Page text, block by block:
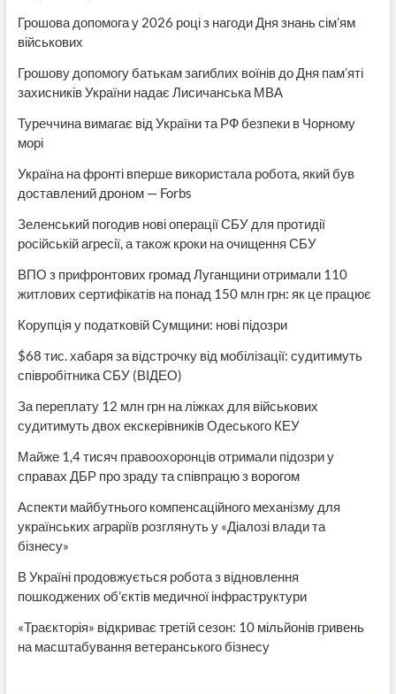
Грошова допомога у 2026 році з нагоди Дня знань сім’ям
військових
Грошову допомогу батькам загиблих воїнів до Дня пам’яті
захисників України надає Лисичанська МВА
Туреччина вимагає від України та РФ безпеки в Чорному
морі
Україна на фронті вперше використала робота, який був
доставлений дроном — Forbs
Зеленський погодив нові операції СБУ для протидії
російській агресії, а також кроки на очищення СБУ
ВПО з прифронтових громад Луганщини отримали 110
житлових сертифікатів на понад 150 млн грн: як це працює
Корупція у податковій Сумщини: нові підозри
$68 тис. хабаря за відстрочку від мобілізації: судитимуть
співробітника СБУ (ВІДЕО)
За переплату 12 млн грн на ліжках для військових
судитимуть двох екскерівників Одеського КЕУ
Майже 1,4 тисяч правоохоронців отримали підозри у
справах ДБР про зраду та співпрацю з ворогом
Аспекти майбутнього компенсаційного механізму для
українських аграріїв розглянуть у «Діалозі влади та
бізнесу»
В Україні продовжується робота з відновлення
пошкоджених об’єктів медичної інфраструктури
«Траєкторія» відкриває третій сезон: 10 мільйонів гривень
на масштабування ветеранського бізнесу